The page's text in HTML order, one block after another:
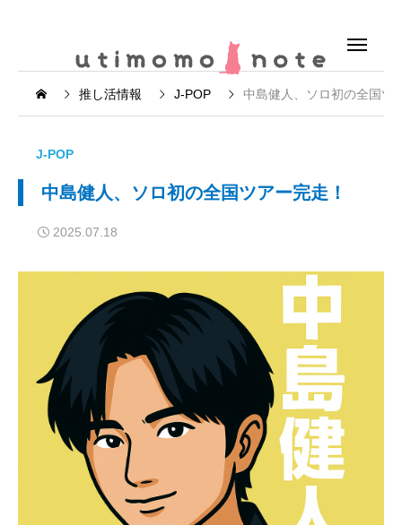
推し活情報 J-POP 中島健人、ソロ初の全国ツ
J-POP
中島健人、ソロ初の全国ツアー完走！
2025.07.18